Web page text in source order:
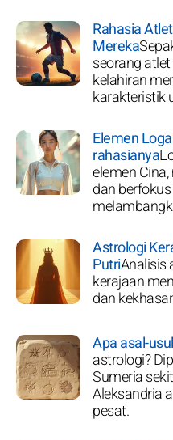
Rahasia
Mereka
seorang
kelahiran
karakteristik
Elemen
rahasianya
elemen
dan
Astrologi
PutriAnalisis
kerajaan
dan
Apa asal-
astrologi?
Sumeria
Aleksandria
pesat.